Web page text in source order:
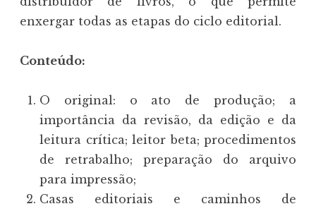
enxergar todas as etapas do ciclo editorial.
Conteúdo:
O original: o ato de produção; a
importância da revisão, da edição e da
leitura crítica; leitor beta; procedimentos
de retrabalho; preparação do arquivo
para impressão;
Casas editoriais e caminhos de